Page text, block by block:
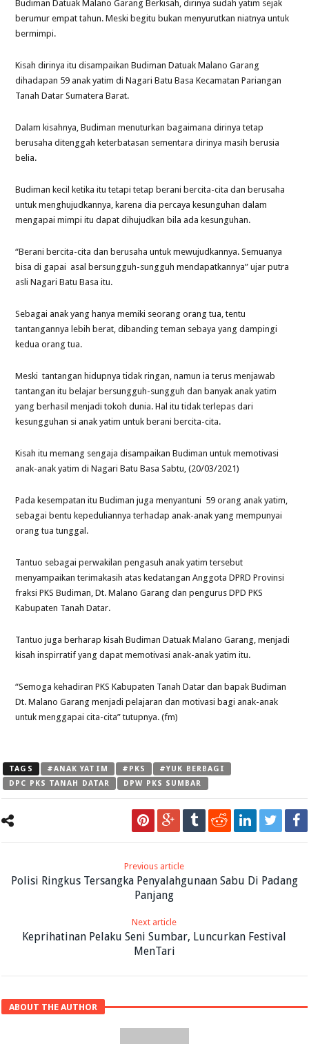
Budiman Datuak Malano Garang Berkisah, dirinya sudah yatim sejak
berumur empat tahun. Meski begitu bukan menyurutkan niatnya untuk
bermimpi.
Kisah dirinya itu disampaikan Budiman Datuak Malano Garang
dihadapan 59 anak yatim di Nagari Batu Basa Kecamatan Pariangan
Tanah Datar Sumatera Barat.
Dalam kisahnya, Budiman menuturkan bagaimana dirinya tetap
berusaha ditenggah keterbatasan sementara dirinya masih berusia
belia.
Budiman kecil ketika itu tetapi tetap berani bercita-cita dan berusaha
untuk menghujudkannya, karena dia percaya kesunguhan dalam
mengapai mimpi itu dapat dihujudkan bila ada kesunguhan.
“Berani bercita-cita dan berusaha untuk mewujudkannya. Semuanya
bisa di gapai asal bersungguh-sungguh mendapatkannya” ujar putra
asli Nagari Batu Basa itu.
Sebagai anak yang hanya memiki seorang orang tua, tentu
tantangannya lebih berat, dibanding teman sebaya yang dampingi
kedua orang tua.
Meski tantangan hidupnya tidak ringan, namun ia terus menjawab
tantangan itu belajar bersungguh-sungguh dan banyak anak yatim
yang berhasil menjadi tokoh dunia. Hal itu tidak terlepas dari
kesungguhan si anak yatim untuk berani bercita-cita.
Kisah itu memang sengaja disampaikan Budiman untuk memotivasi
anak-anak yatim di Nagari Batu Basa Sabtu, (20/03/2021)
Pada kesempatan itu Budiman juga menyantuni 59 orang anak yatim,
sebagai bentu kepeduliannya terhadap anak-anak yang mempunyai
orang tua tunggal.
Tantuo sebagai perwakilan pengasuh anak yatim tersebut
menyampaikan terimakasih atas kedatangan Anggota DPRD Provinsi
fraksi PKS Budiman, Dt. Malano Garang dan pengurus DPD PKS
Kabupaten Tanah Datar.
Tantuo juga berharap kisah Budiman Datuak Malano Garang, menjadi
kisah inspirratif yang dapat memotivasi anak-anak yatim itu.
“Semoga kehadiran PKS Kabupaten Tanah Datar dan bapak Budiman
Dt. Malano Garang menjadi pelajaran dan motivasi bagi anak-anak
untuk menggapai cita-cita” tutupnya. (fm)
TAGS #ANAK YATIM #PKS
#YUK BERBAGI
DPC PKS TANAH DATAR
DPW PKS SUMBAR
Previous article
Polisi Ringkus Tersangka Penyalahgunaan Sabu Di Padang
Panjang
Next article
Keprihatinan Pelaku Seni Sumbar, Luncurkan Festival
MenTari
ABOUT THE AUTHOR